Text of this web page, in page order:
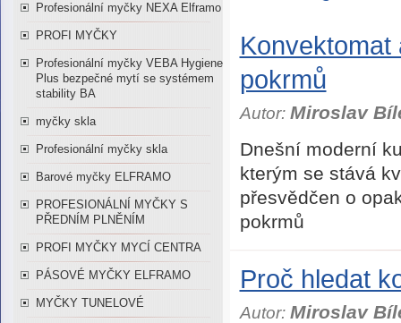
Profesionální myčky NEXA Elframo
PROFI MYČKY
Profesionální myčky VEBA Hygiene
Plus bezpečné mytí se systémem
stability BA
myčky skla
Profesionální myčky skla
Barové myčky ELFRAMO
PROFESIONÁLNÍ MYČKY S
PŘEDNÍM PLNĚNÍM
PROFI MYČKY MYCÍ CENTRA
PÁSOVÉ MYČKY ELFRAMO
MYČKY TUNELOVÉ
Konvektomat
pokrmů
Autor: Miroslav
Dnešní moderní
kterým se stává
přesvědčen o
pokrmů
Proč hledat
Autor: Miroslav